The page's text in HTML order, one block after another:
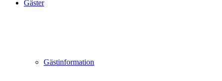
Gäster
Gästinformation